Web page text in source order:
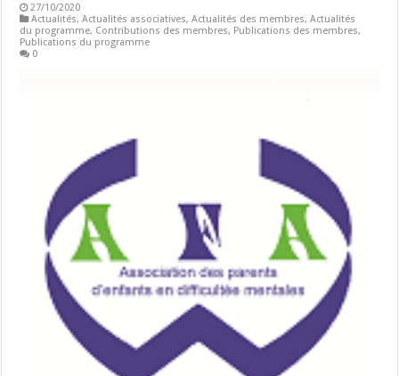
27/10/2020
Actualités,Actualités associatives,Actualités des membres,Actualités
du programme, Contributions des membres, Publications des membres,
Publications du programme
0